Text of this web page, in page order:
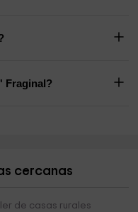
Fraginal?
cercanas
de casas rurales